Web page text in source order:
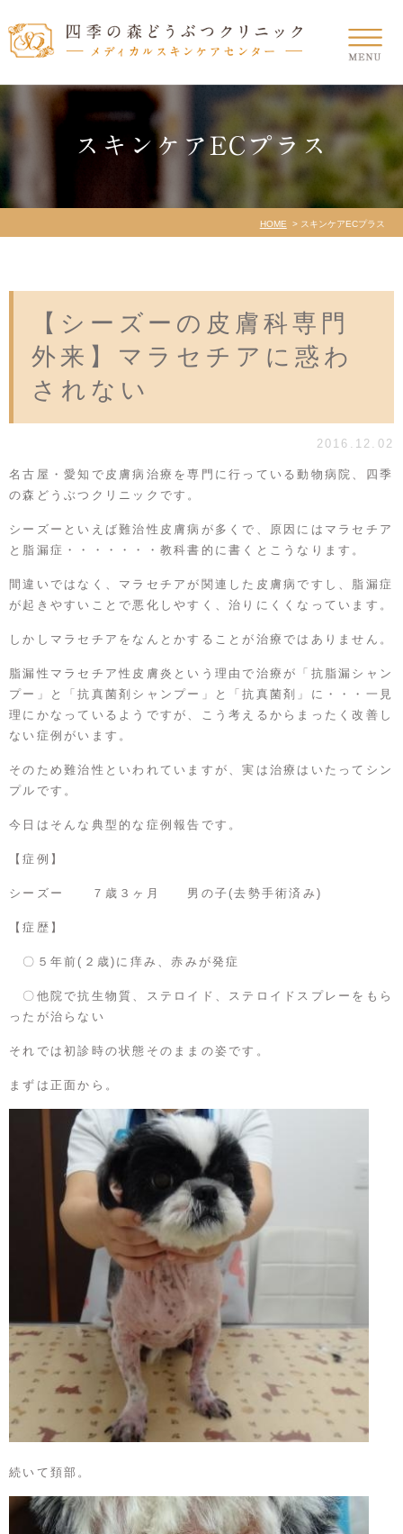
スキンケアECプラス
HOME スキンケアECプラス
【シーズーの皮膚科専門
外来】マラセチアに惑わ
されない
2016.12.02
名古屋・愛知で皮膚病治療を専門に行っている動物病院、四季
の森どうぶつクリニックです。
シーズーといえば難治性皮膚病が多くで、原因にはマラセチア
と脂漏症・・・・・・・教科書的に書くとこうなります。
間違いではなく、マラセチアが関連した皮膚病ですし、脂漏症
が起きやすいことで悪化しやすく、治りにくくなっています。
しかしマラセチアをなんとかすることが治療ではありません。
脂漏性マラセチア性皮膚炎という理由で治療が「抗脂漏シャン
プー」と「抗真菌剤シャンプー」と「抗真菌剤」に・・・一見
理にかなっているようですが、こう考えるからまったく改善し
ない症例がいます。
そのため難治性といわれていますが、実は治療はいたってシン
プルです。
今日はそんな典型的な症例報告です。
【症例】
シーズー ７歳３ヶ月 男の子(去勢手術済み)
【症歴】
〇５年前(２歳)に痒み、赤みが発症
〇他院で抗生物質、ステロイド、ステロイドスプレーをもら
ったが治らない
それでは初診時の状態そのままの姿です。
まずは正面から。
続いて頚部。